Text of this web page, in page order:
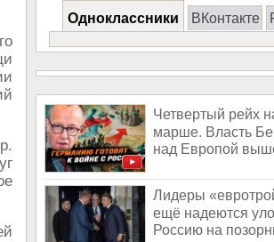
Одноклассники ВКонтакте
Четвертый рейх
марше. Власть
над Европой
Лидеры
ещё надеются
Россию на